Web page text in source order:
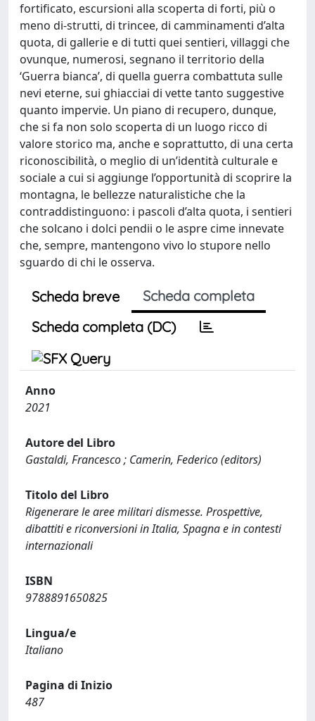
fortificato, escursioni alla scoperta di forti, più o
meno di-strutti, di trincee, di camminamenti d’alta
quota, di gallerie e di tutti quei sentieri, villaggi che
ovunque, numerosi, segnano il territorio della
‘Guerra bianca’, di quella guerra combattuta sulle
nevi eterne, sui ghiacciai di vette tanto suggestive
quanto impervie. Un piano di recupero, dunque,
che si fa non solo scoperta di un luogo ricco di
valore storico ma, anche e soprattutto, di una certa
riconoscibilità, o meglio di un’identità culturale e
sociale a cui si aggiunge l’opportunità di scoprire la
montagna, le bellezze naturalistiche che la
contraddistinguono: i pascoli d’alta quota, i sentieri
che solcano i dolci pendii o le aspre cime innevate
che, sempre, mantengono vivo lo stupore nello
sguardo di chi le osserva.
Scheda breve
Scheda completa
Scheda completa (DC)
Anno
2021
Autore del Libro
Gastaldi, Francesco ; Camerin, Federico (editors)
Titolo del Libro
Rigenerare le aree militari dismesse. Prospettive,
dibattiti e riconversioni in Italia, Spagna e in contesti
internazionali
ISBN
9788891650825
Lingua/e
Italiano
Pagina di Inizio
487